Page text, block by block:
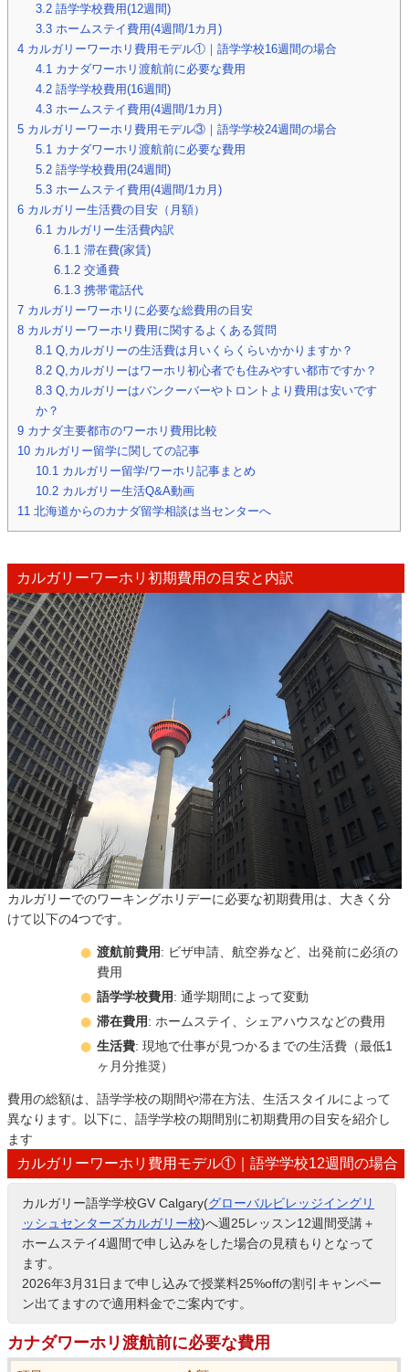
3.2 語学学校費用(12週間)
3.3 ホームステイ費用(4週間/1カ月)
4 カルガリーワーホリ費用モデル①｜語学学校16週間の場合
4.1 カナダワーホリ渡航前に必要な費用
4.2 語学学校費用(16週間)
4.3 ホームステイ費用(4週間/1カ月)
5 カルガリーワーホリ費用モデル③｜語学学校24週間の場合
5.1 カナダワーホリ渡航前に必要な費用
5.2 語学学校費用(24週間)
5.3 ホームステイ費用(4週間/1カ月)
6 カルガリー生活費の目安（月額）
6.1 カルガリー生活費内訳
6.1.1 滞在費(家賃)
6.1.2交通費
6.1.3携帯電話代
7 カルガリーワーホリに必要な総費用の目安
8 カルガリーワーホリ費用に関するよくある質問
8.1 Q,カルガリーの生活費は月いくらくらいかかりますか？
8.2 Q,カルガリーはワーホリ初心者でも住みやすい都市ですか？
8.3 Q,カルガリーはバンクーバーやトロントより費用は安いです
か？
9 カナダ主要都市のワーホリ費用比較
10 カルガリー留学に関しての記事
10.1 カルガリー留学/ワーホリ記事まとめ
10.2 カルガリー生活Q&A動画
11 北海道からのカナダ留学相談は当センターへ
カルガリーワーホリ初期費用の目安と内訳
カルガリーでのワーキングホリデーに必要な初期費用は、大きく分
けて以下の4つです。
渡航前費用: ビザ申請、航空券など、出発前に必須の
費用
語学学校費用: 通学期間によって変動
滞在費用: ホームステイ、シェアハウスなどの費用
生活費: 現地で仕事が見つかるまでの生活費（最低1
ヶ月分推奨）
費用の総額は、語学学校の期間や滞在方法、生活スタイルによって
異なります。以下に、語学学校の期間別に初期費用の目安を紹介し
ます
カルガリーワーホリ費用モデル①｜語学学校12週間の場合
カルガリー語学学校GV Calgary(グローバルビレッジイングリ
ッシュセンターズカルガリー校)へ週25レッスン12週間受講＋
ホームステイ4週間で申し込みをした場合の見積もりとなって
ます。
2026年3月31日まで申し込みで授業料25%offの割引キャンペー
ン出てますので適用料金でご案内です。
カナダワーホリ渡航前に必要な費用